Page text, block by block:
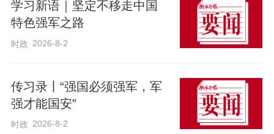
聚焦基础设施、产业发展谋划实施一批重
点项目，培育壮大新兴产业和未来产业。
务共建共享，推动“河北净菜”“河北福嫂”提
质增效，提高“这么近，那么美，周末到河
北”体验度。要强化生态环境联建联防联
学习新语｜坚定不移走中国
特色强军之路
时政 2026-8-2
传习录丨“强国必须强军，军
强才能国安”
时政 2026-8-2